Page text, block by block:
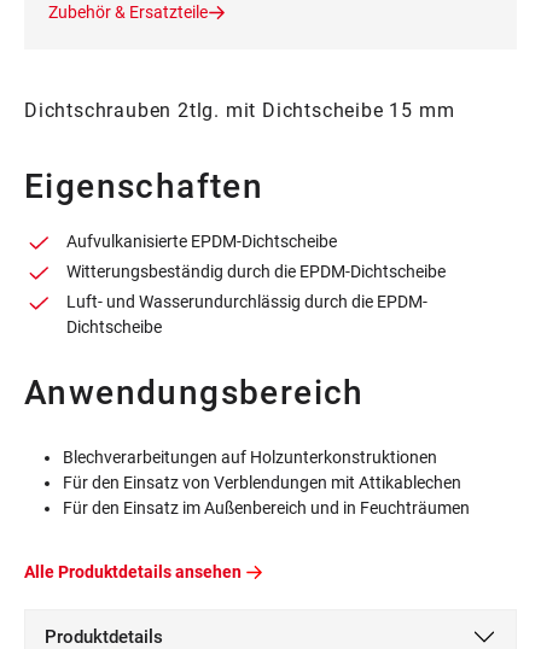
Zubehör & Ersatzteile
Dichtschrauben 2tlg. mit Dichtscheibe 15 mm
Eigenschaften
Aufvulkanisierte EPDM-Dichtscheibe
Witterungsbeständig durch die EPDM-Dichtscheibe
Luft- und Wasserundurchlässig durch die EPDM-
Dichtscheibe
Anwendungsbereich
Blechverarbeitungen auf Holzunterkonstruktionen
Für den Einsatz von Verblendungen mit Attikablechen
Für den Einsatz im Außenbereich und in Feuchträumen
Alle Produktdetails ansehen
Produktdetails